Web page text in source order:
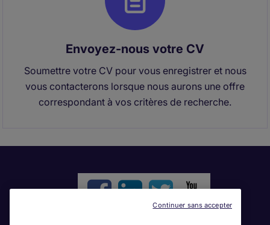
Envoyez-nous votre CV
Soumettre votre CV pour vous enregistrer et nous
vous contacterons lorsque nous aurons une offre
correspondant à vos critères de recherche.
Continuer sans accepter